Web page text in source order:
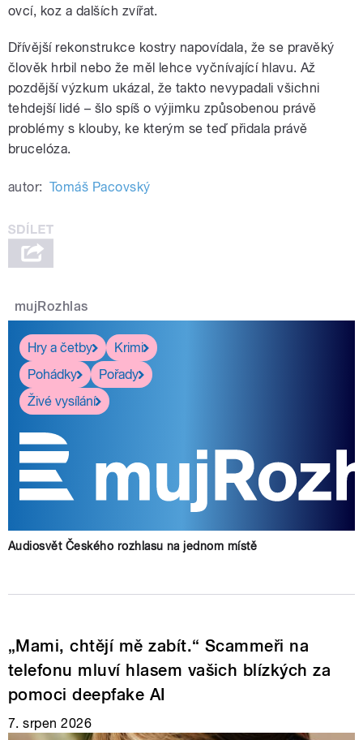
ovcí, koz a dalších zvířat.
Dřívější rekonstrukce kostry napovídala, že se pravěký
člověk hrbil nebo že měl lehce vyčnívající hlavu. Až
pozdější výzkum ukázal, že takto nevypadali všichni
tehdejší lidé – šlo spíš o výjimku způsobenou právě
problémy s klouby, ke kterým se teď přidala právě
brucelóza.
autor: Tomáš Pacovský
mujRozhlas
Hry a četby
Krimi
Pohádky
Pořady
Živé vysílání
Audiosvět Českého rozhlasu na jednom místě
„Mami, chtějí mě zabít.“ Scammeři na
telefonu mluví hlasem vašich blízkých za
pomoci deepfake AI
7. srpen 2026